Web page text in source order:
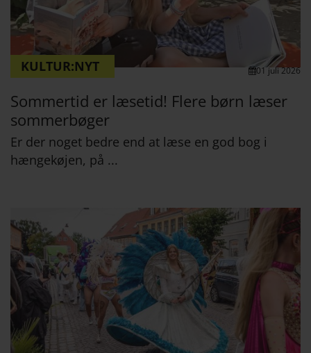
KULTUR:NYT 01 juli 2026
Sommertid er læsetid! Flere børn læser
sommerbøger
Er der noget bedre end at læse en god bog i
hængekøjen, på ...